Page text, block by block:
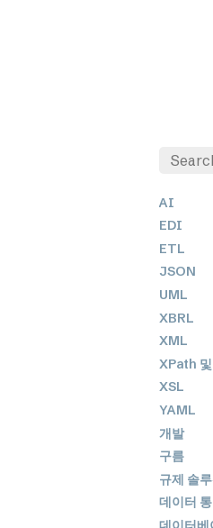
AI
EDI
ETL
JSON
UML
XBRL
XML
XPath
XSL
YAML
개발
구름
규제 솔
데이터